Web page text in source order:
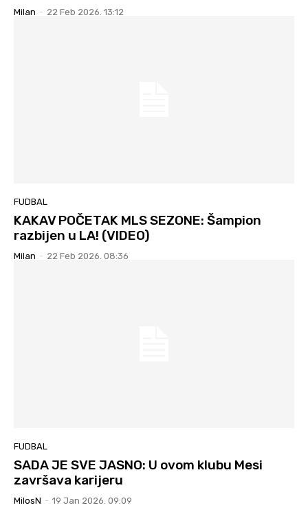
Milan - 22 Feb 2026. 13:12
FUDBAL
KAKAV POČETAK MLS SEZONE: Šampion
razbijen u LA! (VIDEO)
Milan - 22 Feb 2026. 08:36
FUDBAL
SADA JE SVE JASNO: U ovom klubu Mesi
završava karijeru
MilosN - 19 Jan 2026. 09:09